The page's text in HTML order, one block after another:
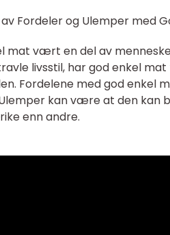
Fordeler og Ulemper med
mat vært en del av
livsstil, har god enkel
Fordelene med god enkel
kan være at den kan
enn andre.